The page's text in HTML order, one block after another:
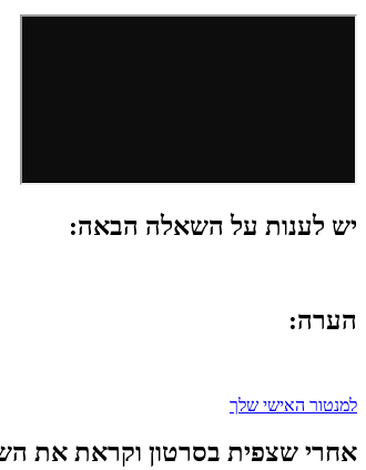
יש לענות על השאלה הבאה:
הערה:
למנטור האישי שלך
אחרי שצפית בסרטון וקראת את